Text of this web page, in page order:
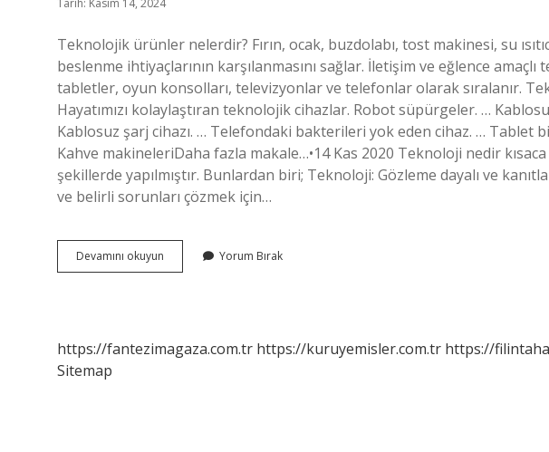
Tarih: Kasım 14, 2024
Teknolojik ürünler nelerdir? Fırın, ocak, buzdolabı, tost makinesi, su
beslenme ihtiyaçlarının karşılanmasını sağlar. İletişim ve eğlence
tabletler, oyun konsolları, televizyonlar ve telefonlar olarak sıralanır.
Hayatımızı kolaylaştıran teknolojik cihazlar. Robot süpürgeler. …
Kablosuz şarj cihazı. … Telefondaki bakterileri yok eden cihaz. … Tablet
Kahve makineleriDaha fazla makale…•14 Kas 2020 Teknoloji nedir
şekillerde yapılmıştır. Bunlardan biri; Teknoloji: Gözleme dayalı ve
ve belirli sorunları çözmek için…
Devamını okuyun Teknolojik
Ürün
Yorum Bırak
https://fantezimagaza.com.tr https://kuruyemisler.com.tr https://
Sitemap